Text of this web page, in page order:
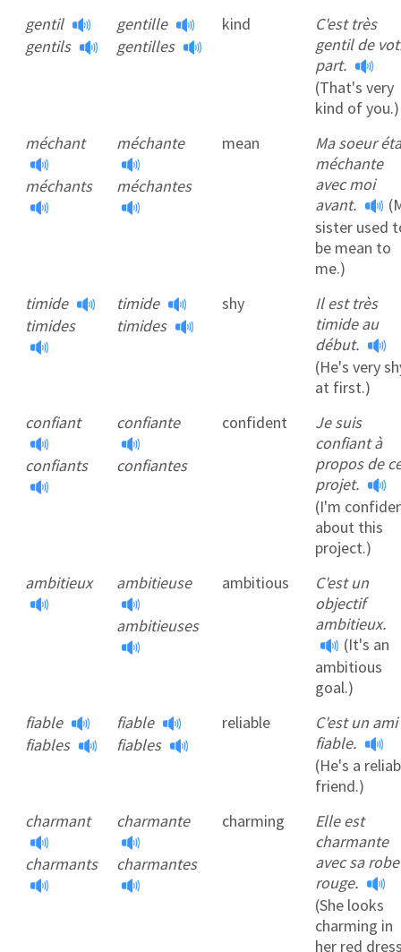
gentil
gentils
gentille
gentilles
kind
C'est très
gentil de
part.
(That's very
kind of you.)
méchant
méchants
méchante
méchantes
mean
Ma soeur
méchante
avec moi
avant.
sister used
be mean to
me.)
timide
timides
timide
timides
shy
Il est très
timide au
début.
(He's very
at first.)
confiant
confiants
confiante
confiantes
confident
Je suis
confiant à
propos de
projet.
(I'm
about this
project.)
ambitieux
ambitieuse
ambitieuses
ambitious
C'est un
objectif
ambitieux.
(It's an
ambitious
goal.)
fiable
fiables
fiable
fiables
reliable
C'est un ami
fiable.
(He's a
friend.)
charmant
charmants
charmante
charmantes
charming
Elle est
charmante
avec sa robe
rouge.
(She looks
charming in
her red